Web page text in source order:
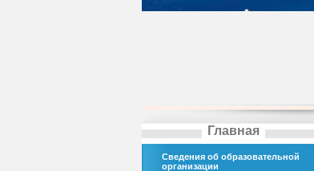
Главная
Сведения об образовательной
организации